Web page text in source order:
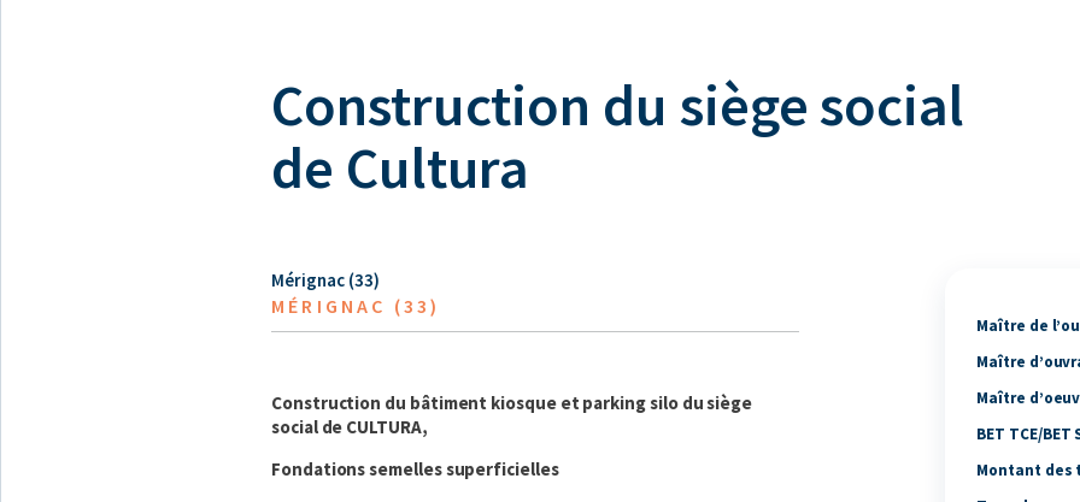
Construction du siège social
de Cultura
Mérignac (33)
MÉRIGNAC (33)
Construction du bâtiment kiosque et parkingsilo du siège
social de CULTURA,
Fondations semelles superficielles
Maître de
Maître
Maître
BET TCE/
Montant des